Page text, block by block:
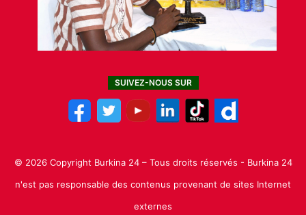
SUIVEZ-NOUS SUR
© 2026 Copyright Burkina 24 – Tous droits réservés - Burkina 24
n'est pas responsable des contenus provenant de sites Internet
externes